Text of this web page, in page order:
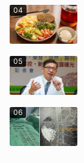
04
05
06